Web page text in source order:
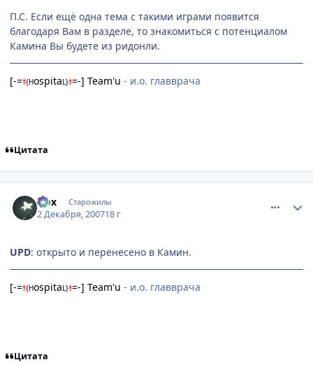
П.С. Если ещё одна тема с такими играми появится
благодаря Вам в разделе, то знакомиться с потенциалом
Камина Вы будете из ридонли.
[-=†{HospitaL}†=-] Team'u - и.о. главврача
Цитата
Nox Старожилы
2 Декабря, 200718 г
UPD: открыто и перенесено в Камин.
[-=†{HospitaL}†=-] Team'u - и.о. главврача
Цитата